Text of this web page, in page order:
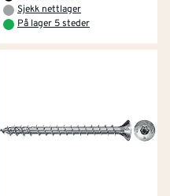
Sjekk nettlager
På lager 5 steder